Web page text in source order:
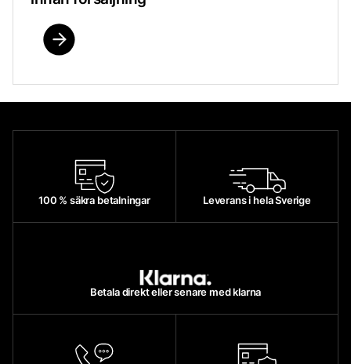
100 % säkra betalningar Leverans i hela Sverige
Betala direkt eller senare med klarna